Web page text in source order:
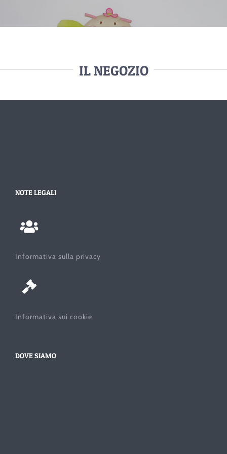
IL NEGOZIO
NOTE LEGALI
Informativa sulla privacy
Informativa sui cookie
DOVE SIAMO